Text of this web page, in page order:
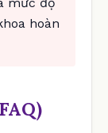
hoàn